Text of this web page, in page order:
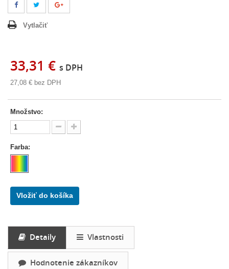
Vytlačiť
33,31 € s DPH
27,08 € bez DPH
Množstvo:
Farba:
Vložiť do košíka
Detaily Vlastnosti
Hodnotenie zákazníkov